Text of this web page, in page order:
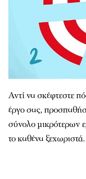
Αντί να σκέφτεστε
έργο σας,
σύνολο μικρότερων
το καθένα ξεχωριστά.